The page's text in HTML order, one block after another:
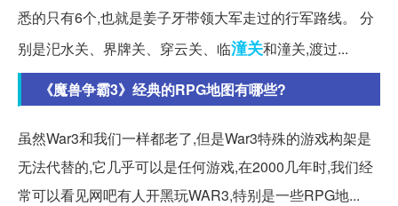
悉的只有6个,也就是姜子牙带领大军走过的行军路线。 分
别是汜水关、界牌关、穿云关、临潼关和潼关,渡过...
《魔兽争霸3》经典的RPG地图有哪些?
虽然War3和我们一样都老了,但是War3特殊的游戏构架是
无法代替的,它几乎可以是任何游戏,在2000几年时,我们经
常可以看见网吧有人开黑玩WAR3,特别是一些RPG地...